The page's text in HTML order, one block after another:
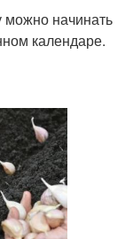
можно начинать
календаре.